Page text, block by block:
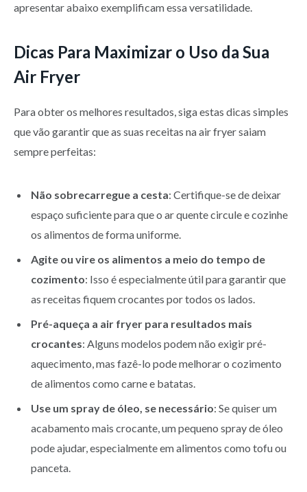
apresentar abaixo exemplificam essa versatilidade.
Dicas Para Maximizar o Uso da Sua
Air Fryer
Para obter os melhores resultados, siga estas dicas simples
que vão garantir que as suas receitas na air fryer saiam
sempre perfeitas:
Não sobrecarregue a cesta: Certifique-se de deixar
espaço suficiente para que o ar quente circule e cozinhe
os alimentos de forma uniforme.
Agite ou vire os alimentos a meio do tempo de
cozimento: Isso é especialmente útil para garantir que
as receitas fiquem crocantes por todos os lados.
Pré-aqueça a air fryer para resultados mais
crocantes: Alguns modelos podem não exigir pré-
aquecimento, mas fazê-lo pode melhorar o cozimento
de alimentos como carne e batatas.
Use um spray de óleo, se necessário: Se quiser um
acabamento mais crocante, um pequeno spray de óleo
pode ajudar, especialmente em alimentos como tofu ou
panceta.